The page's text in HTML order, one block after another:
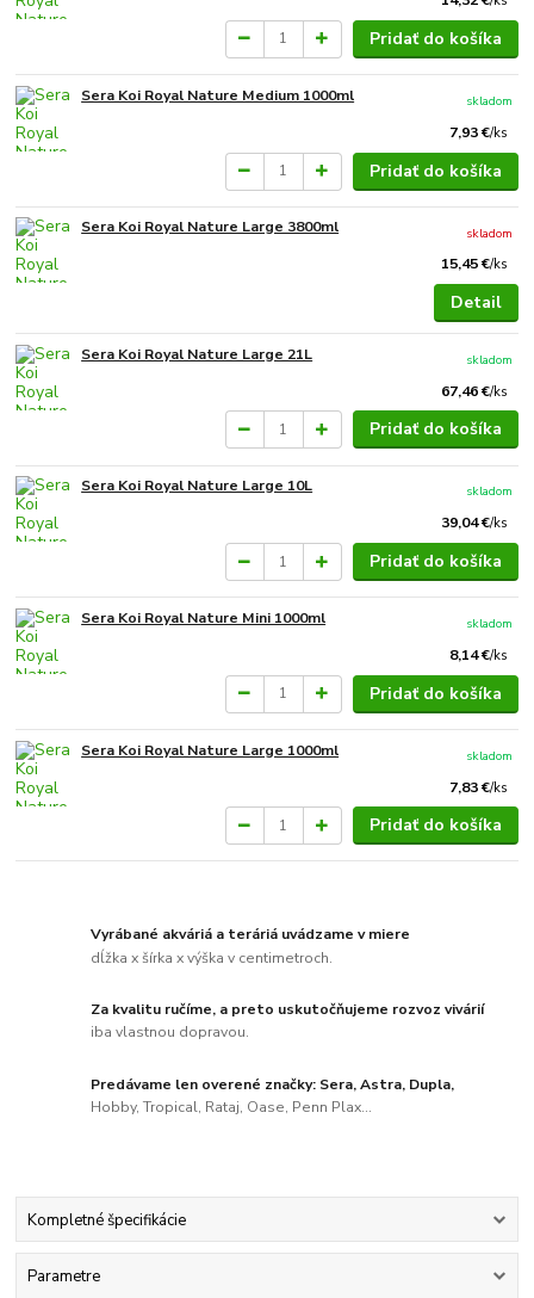
Pridať do košíka
Sera Koi Royal Nature Medium 1000ml
7,93 €/ks
skladom
Pridať do košíka
Sera Koi Royal Nature Large 3800ml
15,45 €/ks
skladom
Detail
Sera Koi Royal Nature Large 21L
67,46 €/ks
skladom
Pridať do košíka
Sera Koi Royal Nature Large 10L
39,04 €/ks
skladom
Pridať do košíka
Sera Koi Royal Nature Mini 1000ml
8,14 €/ks
skladom
Pridať do košíka
Sera Koi Royal Nature Large 1000ml
7,83 €/ks
skladom
Pridať do košíka
Vyrábané akváriá a teráriá uvádzame v miere
dĺžka x šírka x výška v centimetroch.
Za kvalitu ručíme, a preto uskutočňujeme rozvoz vivárií
iba vlastnou dopravou.
Predávame len overené značky: Sera, Astra, Dupla,
Hobby, Tropical, Rataj, Oase, Penn Plax...
Kompletné špecifikácie
Parametre